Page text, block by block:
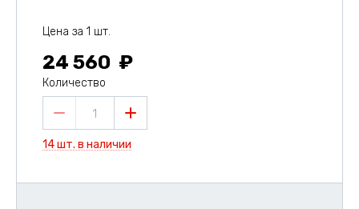
Цена за 1 шт.
24 560
Количество
1
14 шт. в наличии